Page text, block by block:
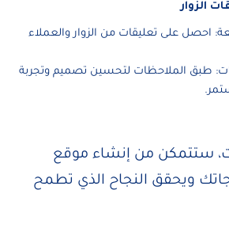
الزوار
احصل على تعليقات من الزوار والعملاء
طبق الملاحظات لتحسين تصميم وتجربة
ستتمكن من إنشاء موقع
ويحقق النجاح الذي تطمح